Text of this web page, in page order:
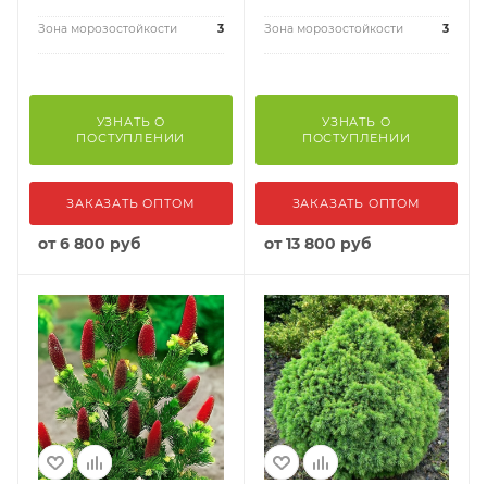
Зона морозостойкости 3
УЗНАТЬ О
ПОСТУПЛЕНИИ
ЗАКАЗАТЬ ОПТОМ
от6 800 руб
Зона морозостойкости 3
УЗНАТЬ О
ПОСТУПЛЕНИИ
ЗАКАЗАТЬ ОПТОМ
от13 800 руб